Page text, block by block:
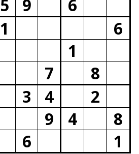
5 9
6
1
6
1
7
8
3 4
2
9 4
8
6
1